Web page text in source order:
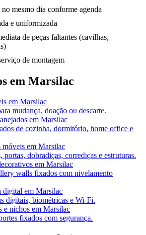
mesmo dia conforme agenda
e uniformizada
de peças faltantes (cavilhas,
de montagem
em Marsilac
em Marsilac
mudança, doação ou descarte.
em Marsilac
de cozinha, dormitório, home office e
móveis em Marsilac
portas, dobradiças, corrediças e estruturas.
em Marsilac
walls fixados com nivelamento
digital em Marsilac
digitais, biométricas e Wi-Fi.
e nichos em Marsilac
fixados com segurança.